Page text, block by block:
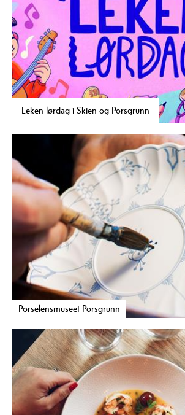
Leken lørdag i Skien og Porsgrunn
Porselensmuseet Porsgrunn